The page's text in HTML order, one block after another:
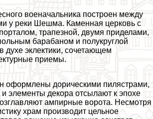
военачальника построен между
у реки Шешма. Каменная церковь с
трапезной, двумя приделами,
баpaбаном и полукруглой
духе эклектики, сочетающем
приемы.
оформлены дорическими пилястрами,
и элементы декора отсылают к эпохе
ампирные ворота. Несмотря
храм производит цельное